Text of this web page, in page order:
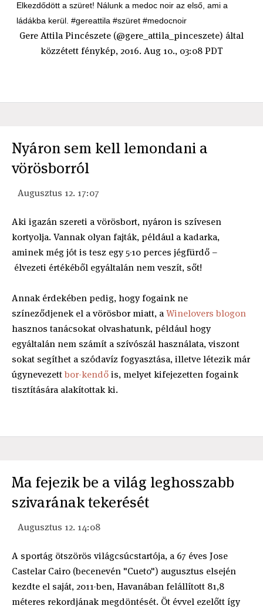
Elkezdődött a szüret! Nálunk a medoc noir az első, ami a
ládákba kerül. #gereattila #szüret #medocnoir
Gere Attila Pincészete (@gere_attila_pinceszete) által
közzétett fénykép, 2016. Aug 10., 03:08 PDT
Nyáron sem kell lemondani a
vörösborról
Augusztus 12. 17:07
Aki igazán szereti a vörösbort, nyáron is szívesen
kortyolja. Vannak olyan fajták, például a kadarka,
aminek még jót is tesz egy 5-10 perces jégfürdő –
élvezeti értékéből egyáltalán nem veszít, sőt!
Annak érdekében pedig, hogy fogaink ne
színeződjenek el a vörösbor miatt, aWinelovers blogon
hasznos tanácsokat olvashatunk, például hogy
egyáltalán nem számít a szívószál használata, viszont
sokat segíthet a szódavíz fogyasztása, illetve létezik már
úgynevezettbor-kendőis, melyet kifejezetten fogaink
tisztítására alakítottak ki.
Ma fejezik be a világ leghosszabb
szivarának tekerését
Augusztus 12. 14:08
A sportág ötszörös világcsúcstartója, a 67 éves Jose
Castelar Cairo (becenevén "Cueto") augusztus elsején
kezdte el saját, 2011-ben, Havanában felállított 81,8
méteres rekordjának megdöntését. Öt évvel ezelőtt így